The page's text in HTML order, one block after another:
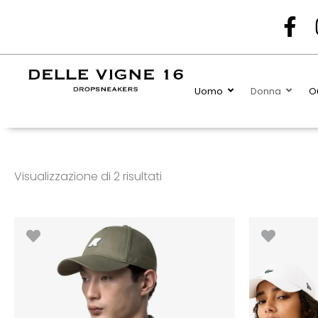
F
a
c
e
o
Uomo Donna
Visualizzazione di 2 risultati